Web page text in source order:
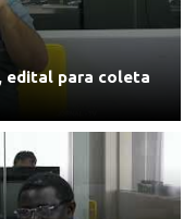
edital para coleta